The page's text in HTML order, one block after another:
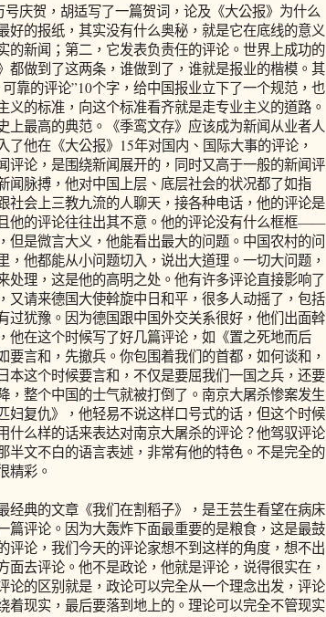
庆贺，胡适写了一篇贺词，论及《大公报》为什么
好的报纸，其实没有什么奥秘，就是它在底线的意义
的新闻；第二，它发表负责任的评论。世界上成功的
都做到了这两条，谁做到了，谁就是报业的楷模。其
靠的评论”10个字，给中国报业立下了一个规范，也
义的标准，向这个标准看齐就是走专业主义的道路。
上最高的典范。《季鸾文存》应该成为新闻从业者人
他在《大公报》15年对国内、国际大事的评论，
评论，是围绕新闻展开的，同时又高于一般的新闻评
闻脉搏，他对中国上层、底层社会的状况都了如指
社会上三教九流的人聊天，接各种电话，他的评论是
他的评论往往出其不意。他的评论没有什么框框——
但是微言大义，他能看出最大的问题。中国农村的问
，他都能从小问题切入，说出大道理。一切大问题，
处理，这是他的高明之处。他有许多评论直接影响了
又请来德国大使斡旋中日和平，很多人动摇了，包括
过犹豫。因为德国跟中国外交关系很好，他们出面斡
他在这个时候写了好几篇评论，如《置之死地而后
要言和，先撤兵。你包围着我们的首都，如何谈和，
本这个时候要言和，不仅是要屈我们一国之兵，还要
，整个中国的士气就被打倒了。南京大屠杀惨案发生
妇复仇》，他轻易不说这样口号式的话，但这个时候
什么样的话来表达对南京大屠杀的评论？他驾驭评论
半文不白的语言表述，非常有他的特色。不是完全的
精彩。
典的文章《我们在割稻子》，是王芸生看望在病床
篇评论。因为大轰炸下面最重要的是粮食，这是最鼓
评论，我们今天的评论家想不到这样的角度，想不出
面去评论。他不是政论，他就是评论，说得很实在，
论的区别就是，政论可以完全从一个理念出发，评论
着现实，最后要落到地上的。理论可以完全不管现实